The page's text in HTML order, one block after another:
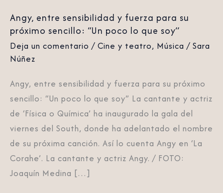
Angy, entre sensibilidad y fuerza para su
próximo sencillo: “Un poco lo que soy”
Deja un comentario / Cine y teatro, Música / Sara
Núñez
Angy, entre sensibilidad y fuerza para su próximo
sencillo: “Un poco lo que soy” La cantante y actriz
de ‘Física o Química’ ha inaugurado la gala del
viernes del South, donde ha adelantado el nombre
de su próxima canción. Así lo cuenta Angy en ‘La
Corahe’. La cantante y actriz Angy. / FOTO:
Joaquín Medina […]
poco
lo
que
soy”